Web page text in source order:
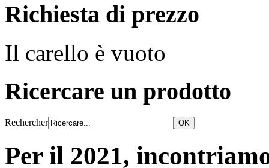
Richiesta di prezzo
Il carello è vuoto
Ricercare un prodotto
Rechercher
Per il 2021,